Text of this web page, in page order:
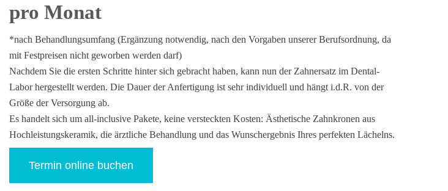
pro Monat
*nach Behandlungsumfang (Ergänzung notwendig, nach den Vorgaben unserer Berufsordnung, da
mit Festpreisen nicht geworben werden darf)
Nachdem Sie die ersten Schritte hinter sich gebracht haben, kann nun der Zahnersatz im Dental-
Labor hergestellt werden. Die Dauer der Anfertigung ist sehr individuell und hängt i.d.R. von der
Größe der Versorgung ab.
Es handelt sich um all-inclusive Pakete, keine versteckten Kosten: Ästhetische Zahnkronen aus
Hochleistungskeramik, die ärztliche Behandlung und das Wunschergebnis Ihres perfekten Lächelns.
Termin online buchen